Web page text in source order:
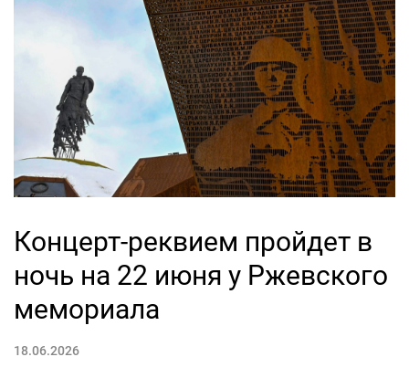
Концерт-реквием пройдет в
ночь на 22 июня у Ржевского
мемориала
18.06.2026